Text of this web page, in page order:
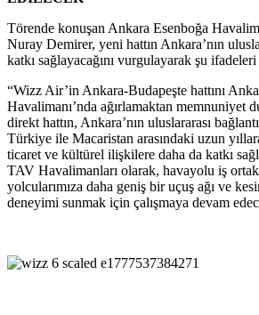
Törende konuşan Ankara Esenboğa
Nuray Demirer, yeni hattın Ankara’nın
katkı sağlayacağını vurgulayarak şu
“Wizz Air’in Ankara-Budapeşte hattını
Havalimanı’nda ağırlamaktan memnuniyet
direkt hattın, Ankara’nın uluslararası
Türkiye ile Macaristan arasındaki uzun
ticaret ve kültürel ilişkilere daha da katkı
TAV Havalimanları olarak, havayolu iş
yolcularımıza daha geniş bir uçuş ağı ve
deneyimi sunmak için çalışmaya devam